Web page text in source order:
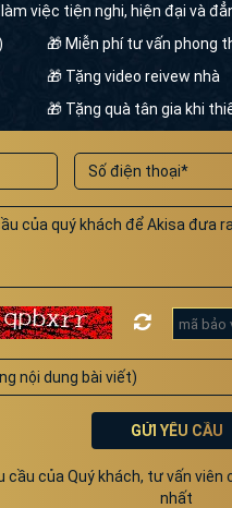
việc tiện nghi, hiện đại và
🎁 Miễn phí tư vấn phong
🎁 Tặng video reivew nhà
🎁 Tặng quà tân gia khi
GỬI YÊU CẦU
cầu của Quý khách, tư vấn
nhất